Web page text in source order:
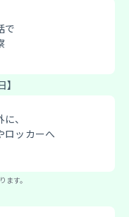
で
、
ロッカーへ
ます。